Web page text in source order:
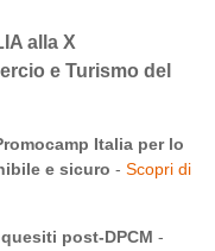
alla X
e Turismo del
Italia per lo
e sicuro - Scopri di
post-DPCM -